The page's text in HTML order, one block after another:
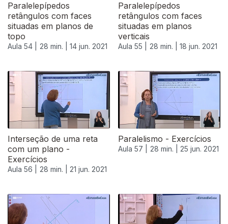
Paralelepípedos
retângulos com faces
situadas em planos de
topo
Aula 54 | 28 min. | 14 jun. 2021
Paralelepípedos
retângulos com faces
situadas em planos
verticais
Aula 55 | 28 min. | 18 jun. 2021
Interseção de uma reta
com um plano -
Exercícios
Aula 56 | 28 min. | 21 jun. 2021
Paralelismo - Exercícios
Aula 57 | 28 min. | 25 jun. 2021
553352